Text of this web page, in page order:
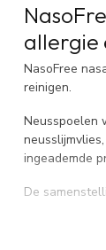
allergie
NasoFree
reinigen.
Neusspoelen
ingeademde
De